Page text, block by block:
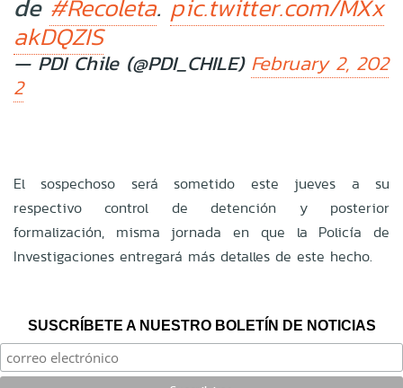
de #Recoleta. pic.twitter.com/MXx
akDQZIS
— PDI Chile (@PDI_CHILE) February 2, 202
2
El sospechoso será sometido este jueves a su
respectivo control de detención y posterior
formalización, misma jornada en que la Policía de
Investigaciones entregará más detalles de este hecho.
SUSCRÍBETE A NUESTRO BOLETÍN DE NOTICIAS